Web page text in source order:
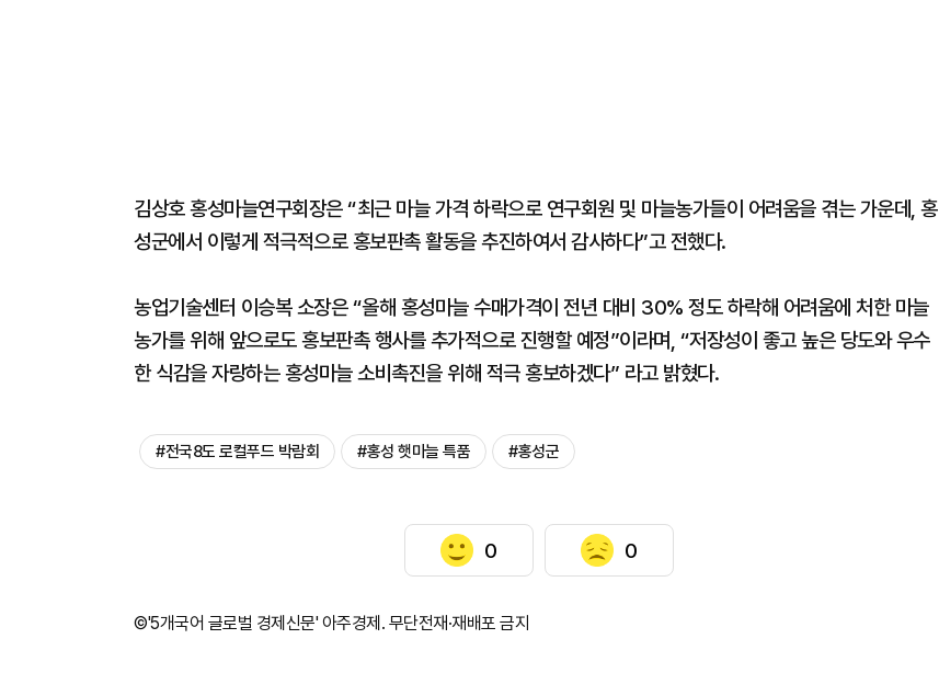
김상호 홍성마늘연구회장은 “최근 마늘 가격 하락으로 연구회원 및 마늘농가들이 어려움을 겪는 가운데, 홍
성군에서 이렇게 적극적으로 홍보판촉 활동을 추진하여서 감사하다”고 전했다.
농업기술센터 이승복 소장은 “올해 홍성마늘 수매가격이 전년 대비 30% 정도 하락해 어려움에 처한 마늘
농가를 위해 앞으로도 홍보판촉 행사를 추가적으로 진행할 예정”이라며, “저장성이 좋고 높은 당도와 우수
한 식감을 자랑하는 홍성마늘 소비촉진을 위해 적극 홍보하겠다” 라고 밝혔다.
#전국8도 로컬푸드 박람회 #홍성 햇마늘 특품 #홍성군
0 0
©'5개국어 글로벌 경제신문' 아주경제. 무단전재·재배포 금지